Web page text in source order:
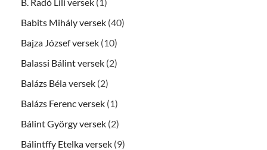
Babits Mihály versek (40)
Bajza József versek (10)
Balassi Bálint versek (2)
Balázs Béla versek (2)
Balázs Ferenc versek (1)
Bálint György versek (2)
Bálintffy Etelka versek (9)